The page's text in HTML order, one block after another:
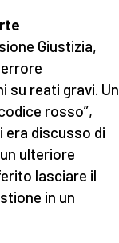
Giustizia,
su reati gravi. Un
rosso”,
era discusso di
ulteriore
lasciare il
in un